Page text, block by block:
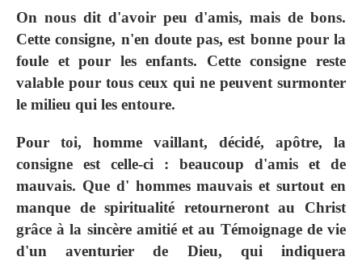
On nous dit d'avoir peu d'amis, mais de bons.
Cette consigne, n'en doute pas, est bonne pour la
foule et pour les enfants. Cette consigne reste
valable pour tous ceux qui ne peuvent surmonter
le milieu qui les entoure.
Pour toi, homme vaillant, décidé, apôtre, la
consigne est celle-ci : beaucoup d'amis et de
mauvais. Que d' hommes mauvais et surtout en
manque de spiritualité retourneront au Christ
grâce à la sincère amitié et au Témoignage de vie
d'un aventurier de Dieu, qui indiquera